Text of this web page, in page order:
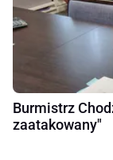
Burmistrz
zaatakowany"